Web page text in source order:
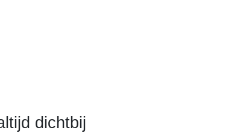
dichtbij